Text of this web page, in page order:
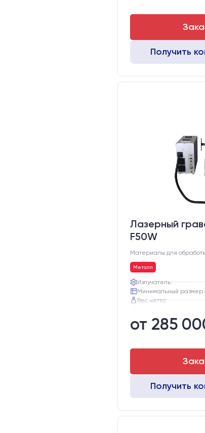
Получить
Лазерный
F50W
Материалы для
Металл
Излучатель:
Минимальный размер
Вес нетто:
Транспортный габарит
от 285
Получить